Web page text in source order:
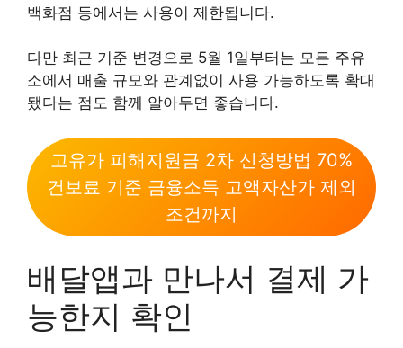
백화점 등에서는 사용이 제한됩니다.
다만 최근 기준 변경으로 5월 1일부터는 모든 주유
소에서 매출 규모와 관계없이 사용 가능하도록 확대
됐다는 점도 함께 알아두면 좋습니다.
고유가 피해지원금 2차 신청방법 70%
건보료 기준 금융소득 고액자산가 제외
조건까지
배달앱과 만나서 결제 가
능한지 확인